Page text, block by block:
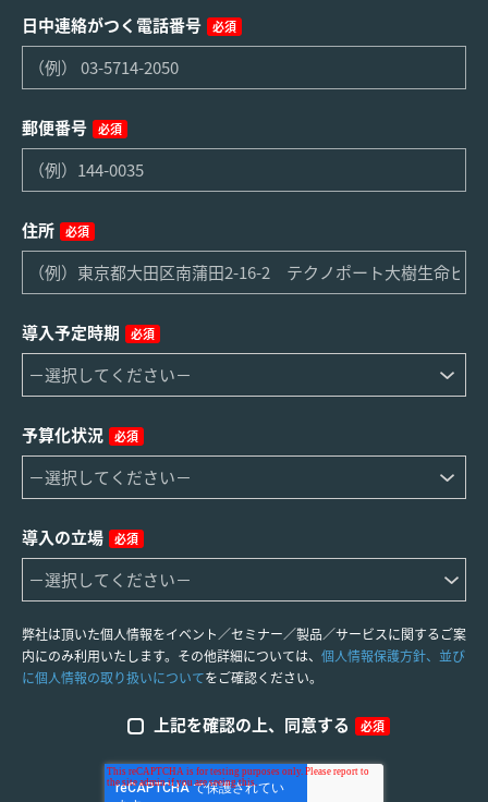
日中連絡がつく電話番号 必須
郵便番号 必須
住所 必須
導入予定時期 必須
予算化状況 必須
導入の立場 必須
弊社は頂いた個人情報をイベント／セミナー／製品／サービスに関するご案
内にのみ利用いたします。その他詳細については、 個人情報保護方針、並び
に個人情報の取り扱いについてをご確認ください。
上記を確認の上、同意する 必須